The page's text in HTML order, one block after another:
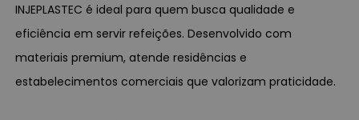
INJEPLASTEC é ideal para quem busca qualidade e
eficiência em servir refeições. Desenvolvido com
materiais premium, atende residências e
estabelecimentos comerciais que valorizam praticidade.